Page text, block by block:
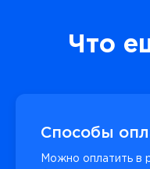
Что
Способы
Можно оплатить в